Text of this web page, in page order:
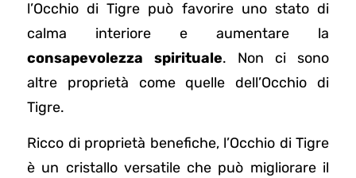
l’Occhio di Tigre può favorire uno stato di
calma interiore e aumentare la
consapevolezza spirituale. Non ci sono
altre proprietà come quelle dell’Occhio di
Tigre.
Ricco di proprietà benefiche, l’Occhio di Tigre
è un cristallo versatile che può migliorare il